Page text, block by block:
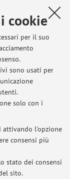
cookie
per il suo
sono usati per
solo con i
attivando l'opzione
consensi più
stato dei consensi
sito.
LEGATE
TRA PAESI